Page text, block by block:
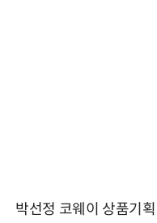
박선정 코웨이 상품기